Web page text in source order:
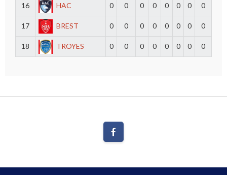
16 HAC 0 0 0 0 0 0 0 0
17 BREST 0 0 0 0 0 0 0 0
18 TROYES 0 0 0 0 0 0 0 0